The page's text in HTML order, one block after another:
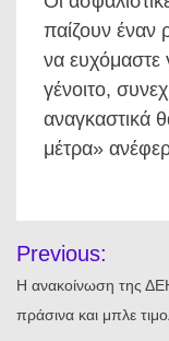
παίζουν έναν
να ευχόμαστε
γένοιτο,
αναγκαστικά
μέτρα»
άρθρων
Previous:
Η ανακοίνωση της
πράσινα και μπλε